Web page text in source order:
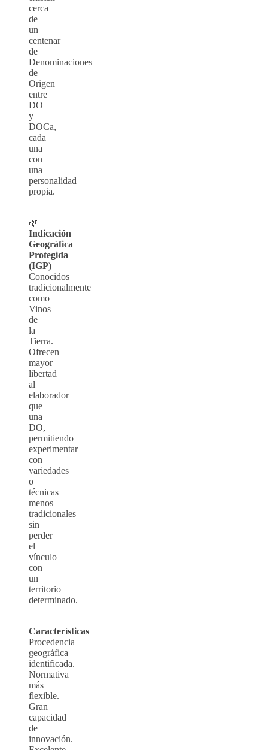
cerca
de
un
centenar
de
Denominaciones
de
Origen
entre
DO
y
DOCa,
cada
una
con
una
personalidad
propia.
🌿
Indicación
Geográfica
Protegida
(IGP)
Conocidos
tradicionalmente
como
Vinos
de
la
Tierra.
Ofrecen
mayor
libertad
al
elaborador
que
una
DO,
permitiendo
experimentar
con
variedades
o
técnicas
menos
tradicionales
sin
perder
el
vínculo
con
un
territorio
determinado.
Características
Procedencia
geográfica
identificada.
Normativa
más
flexible.
Gran
capacidad
de
innovación.